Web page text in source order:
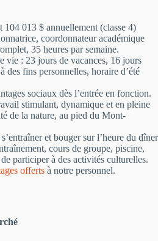
104 013 $ annuellement (classe 4)
coordonnateur académique
35 heures par semaine.
vie : 23 jours de vacances, 16 jours
des fins personnelles, horaire d’été
sociaux dès l’entrée en fonction.
stimulant, dynamique et en pleine
de la nature, au pied du Mont-
et bouger sur l’heure du dîner
cours de groupe, piscine,
participer à des activités culturelles.
offerts à notre personnel.